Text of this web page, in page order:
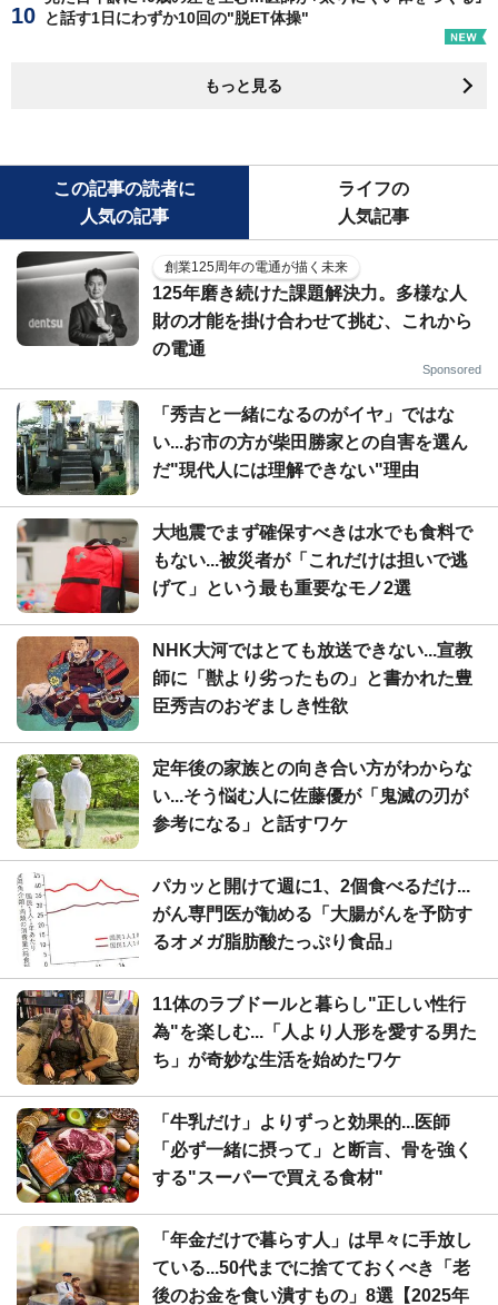
と話す1日にわずか10回の"脱ET体操"
もっと見る
この記事の読者に
人気の記事
ライフの
人気記事
創業125周年の電通が描く未来
125年磨き続けた課題解決力。多様な人
財の才能を掛け合わせて挑む、これから
の電通
Sponsored
「秀吉と一緒になるのがイヤ」ではな
い...お市の方が柴田勝家との自害を選ん
だ"現代人には理解できない"理由
大地震でまず確保すべきは水でも食料で
もない...被災者が「これだけは担いで逃
げて」という最も重要なモノ2選
NHK大河ではとても放送できない...宣教
師に「獣より劣ったもの」と書かれた豊
臣秀吉のおぞましき性欲
定年後の家族との向き合い方がわからな
い...そう悩む人に佐藤優が「鬼滅の刃が
参考になる」と話すワケ
パカッと開けて週に1、2個食べるだけ...
がん専門医が勧める「大腸がんを予防す
るオメガ脂肪酸たっぷり食品」
11体のラブドールと暮らし"正しい性行
為"を楽しむ...「人より人形を愛する男た
ち」が奇妙な生活を始めたワケ
「牛乳だけ」よりずっと効果的...医師
「必ず一緒に摂って」と断言、骨を強く
する"スーパーで買える食材"
「年金だけで暮らす人」は早々に手放し
ている...50代までに捨てておくべき「老
後のお金を食い潰すもの」8選【2025年